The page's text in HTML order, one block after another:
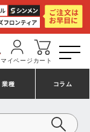
マイページ カート
業種 コラム